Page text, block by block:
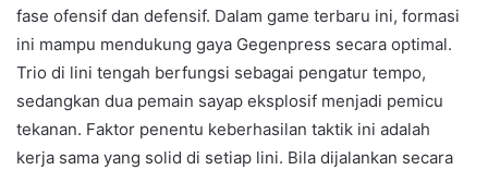
fase ofensif dan defensif. Dalam game terbaru ini, formasi
ini mampu mendukung gaya Gegenpress secara optimal.
Trio di lini tengah berfungsi sebagai pengatur tempo,
sedangkan dua pemain sayap eksplosif menjadi pemicu
tekanan. Faktor penentu keberhasilan taktik ini adalah
kerja sama yang solid di setiap lini. Bila dijalankan secara